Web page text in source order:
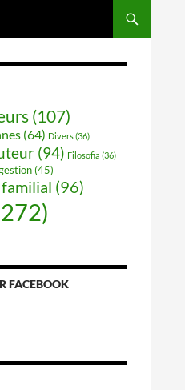
(107)
(64) Divers(36)
(94) Filosofia (36)
(45)
(96)
FACEBOOK